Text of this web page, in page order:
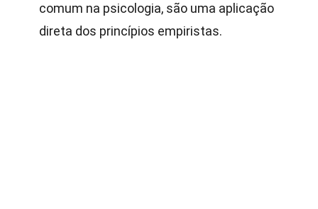
comum na psicologia, são uma aplicação
direta dos princípios empiristas.